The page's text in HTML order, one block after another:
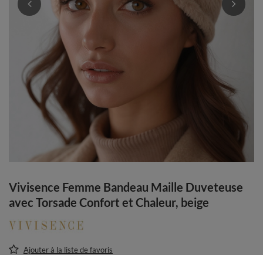
Vivisence Femme Bandeau Maille Duveteuse
avec Torsade Confort et Chaleur, beige
Ajouter à la liste de favoris